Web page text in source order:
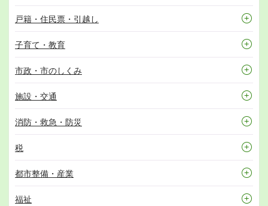
戸籍・住民票・引越し
子育て・教育
市政・市のしくみ
施設・交通
消防・救急・防災
税
都市整備・産業
福祉